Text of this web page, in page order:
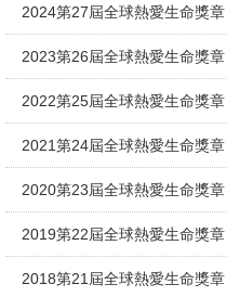
2024第27屆全球熱愛生命獎章
2023第26屆全球熱愛生命獎章
2022第25屆全球熱愛生命獎章
2021第24屆全球熱愛生命獎章
2020第23屆全球熱愛生命獎章
2019第22屆全球熱愛生命獎章
2018第21屆全球熱愛生命獎章